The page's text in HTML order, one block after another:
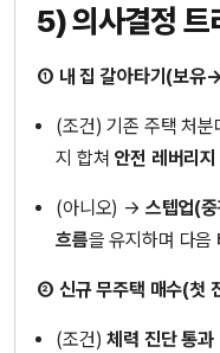
5) 의사결정 트
① 내 집 갈아타기(보유
(조건) 기존 주택 처
지 합쳐 안전 레버리지
(아니오) → 스텝업(
흐름을 유지하며 다음
② 신규 무주택 매수(첫
(조건)체력 진단 통과